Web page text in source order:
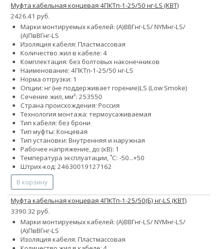
Муфта кабельная концевая 4ПКТп-1-25/50 нг-LS (КВТ)
2426.41 руб.
Марки монтируемых кабелей: (А)ВВГнг-LS/ NYMнг-LS/
(А)ПвВГнг-LS
Изоляция кабеля: Пластмассовая
Количество жил в кабеле: 4
Комплектация: без болтовых наконечников
Наименование: 4ПКТп-1-25/50 нг-LS
Норма отгрузки: 1
Опции: нг (не поддерживает горение)LS (Low Smoke)
Сечение жил, мм²: 253550
Страна происхождения: Россия
Технология монтажа: термоусаживаемая
Тип кабеля: без брони
Тип муфты: Концевая
Тип установки: Внутренняя и наружная
Рабочее напряжение, до (кВ): 1
Температура эксплуатации, ˚С: -50...+50
Штрих-код: 24630019127162
В корзину
Муфта кабельная концевая 4ПКТп-1-25/50(Б) нг-LS (КВТ)
3390.32 руб.
Марки монтируемых кабелей: (А)ВВГнг-LS/ NYMнг-LS/
(А)ПвВГнг-LS
Изоляция кабеля: Пластмассовая